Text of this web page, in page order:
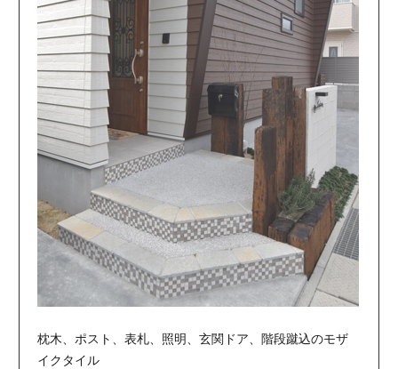
枕木、ポスト、表札、照明、玄関ドア、階段蹴込のモザ
イクタイル